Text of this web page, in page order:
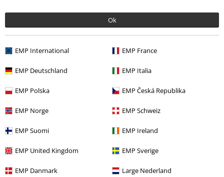
Ok
EMP International EMP France
EMP Deutschland EMP Italia
EMP Polska EMP Česká Republika
EMP Norge EMP Schweiz
EMP Suomi EMP Ireland
EMP United Kingdom EMP Sverige
EMP Danmark Large Nederland
Naposledy navštívené